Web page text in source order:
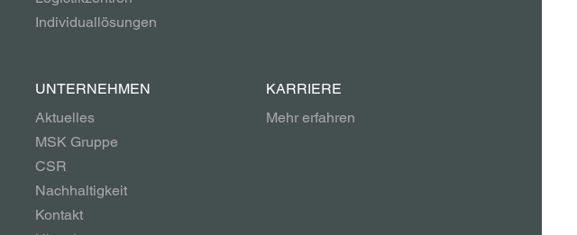
Individuallösungen
UNTERNEHMEN
Aktuelles
MSK Gruppe
CSR
Nachhaltigkeit
Kontakt
KARRIERE
Mehr erfahren